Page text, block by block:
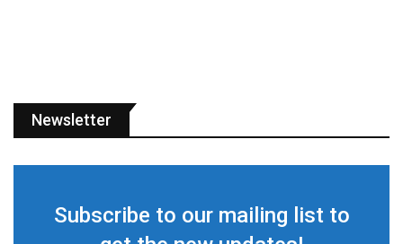
Newsletter
Subscribe to our mailing list to